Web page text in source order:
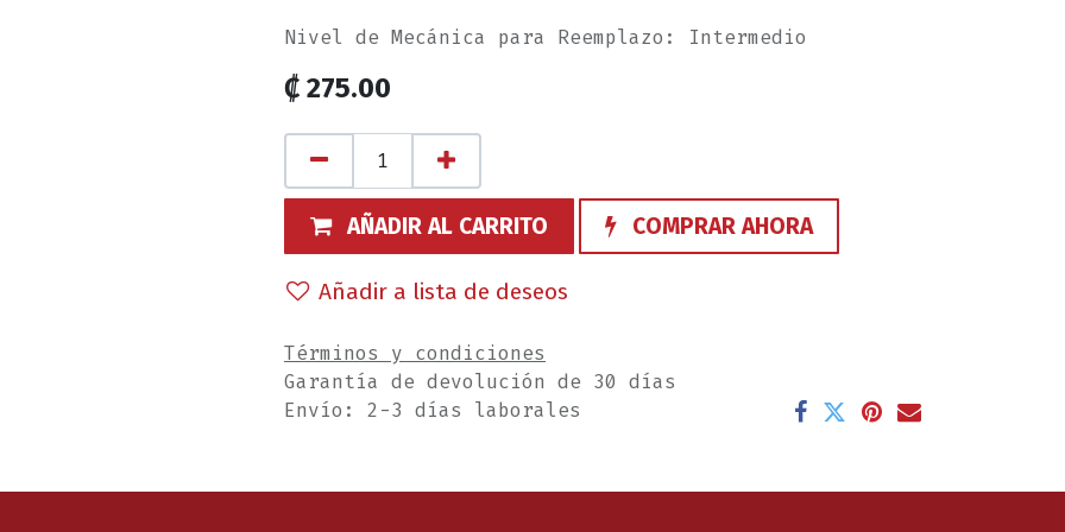
Nivel de Mecánica para Reemplazo: Intermedio
₡ 275.00
AÑADIR AL CARRITO COMPRAR AHORA
Añadir a lista de deseos
Términos y condiciones
Garantía de devolución de 30 días
Envío: 2-3 días laborales